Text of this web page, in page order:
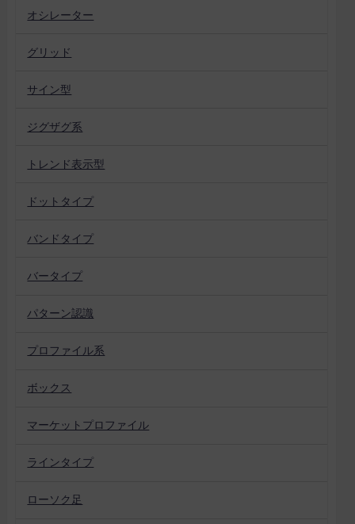
オシレーター
グリッド
サイン型
ジグザグ系
トレンド表示型
ドットタイプ
バンドタイプ
バータイプ
パターン認識
プロファイル系
ボックス
マーケットプロファイル
ラインタイプ
ローソク足